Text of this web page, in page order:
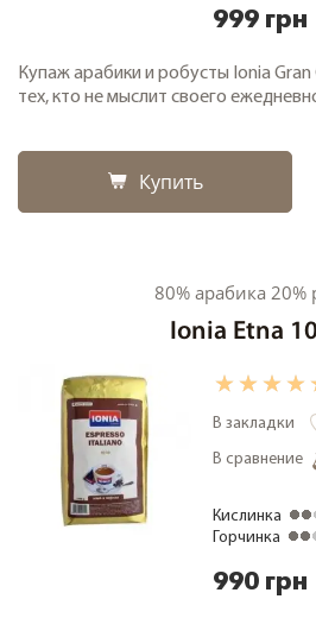
999 грн
Купаж арабики и робусты Ionia
тех, кто не мыслит своего
Купить
80% арабика 20%
Ionia Etna
В закладки
В сравнение
Кислинка
Горчинка
990 грн